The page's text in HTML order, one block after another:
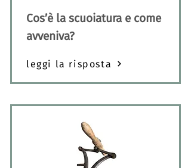
Cos’è la scuoiatura e come
avveniva?
leggi la risposta